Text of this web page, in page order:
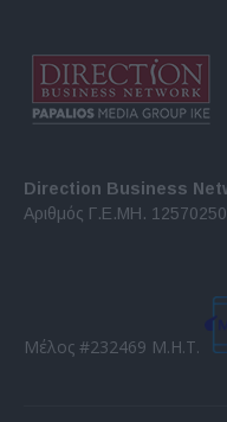
Direction Business
Αριθμός Γ.Ε.ΜΗ.
Μέλος #232469 Μ.Η.Τ.